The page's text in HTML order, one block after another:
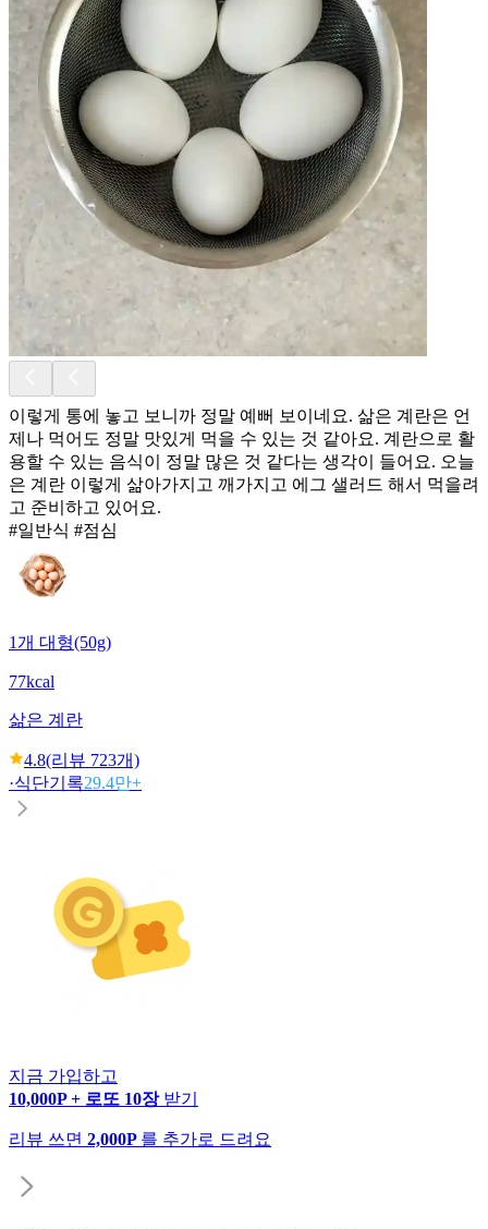
이렇게 통에 놓고 보니까 정말 예뻐 보이네요. 삶은 계란은 언
제나 먹어도 정말 맛있게 먹을 수 있는 것 같아요. 계란으로 활
용할 수 있는 음식이 정말 많은 것 같다는 생각이 들어요. 오늘
은 계란 이렇게 삶아가지고 깨가지고 에그 샐러드 해서 먹을려
고 준비하고 있어요.
#일반식 #점심
1개 대형(50g)
77kcal
삶은 계란
4.8(리뷰 723개)
·식단기록29.4만+
지금 가입하고
10,000P + 로또 10장 받기
리뷰 쓰면 2,000P 를 추가로 드려요